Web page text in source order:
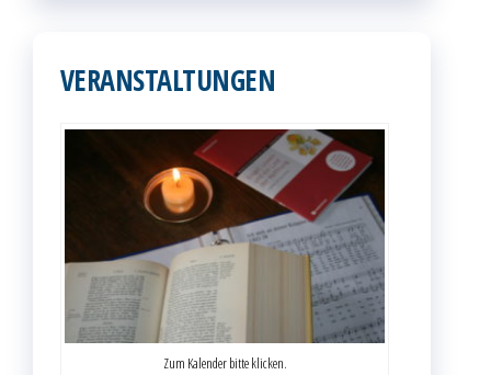
VERANSTALTUNGEN
Zum Kalender bitte klicken.